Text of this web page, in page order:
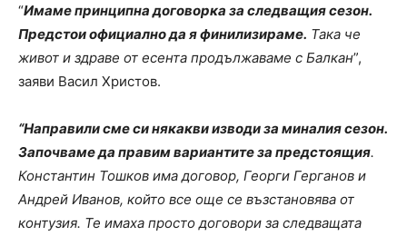
“Имаме принципна договорка за следващия сезон.
Предстои официално да я финилизираме. Така че
живот и здраве от есента продължаваме с Балкан”,
заяви Васил Христов.
“Направили сме си някакви изводи за миналия сезон.
Започваме да правим вариантите за предстоящия.
Константин Тошков има договор, Георги Герганов и
Андрей Иванов, който все още се възстановява от
контузия. Те имаха просто договори за следващата